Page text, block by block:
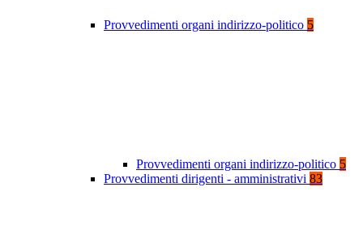
Provvedimenti organi indirizzo-politico 5
Provvedimenti organi indirizzo-politico 5
Provvedimenti dirigenti - amministrativi 83